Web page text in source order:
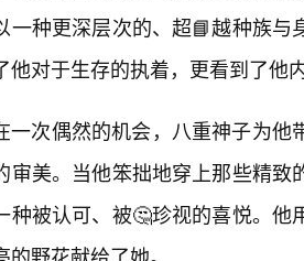
一种更深层次的、超📘越种族
他对于生存的执着，更看到了他
一次偶然的机会，八重神子为他
审美。当他笨拙地穿上那些精
种被认可、被🤔珍视的喜悦。